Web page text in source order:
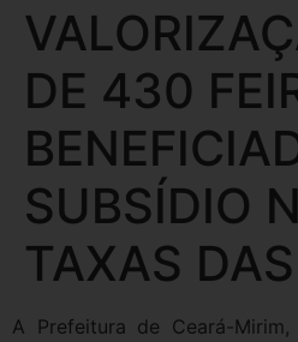
DE 430
SUBSÍDIO
TAXAS
A Prefeitura de Ceará-